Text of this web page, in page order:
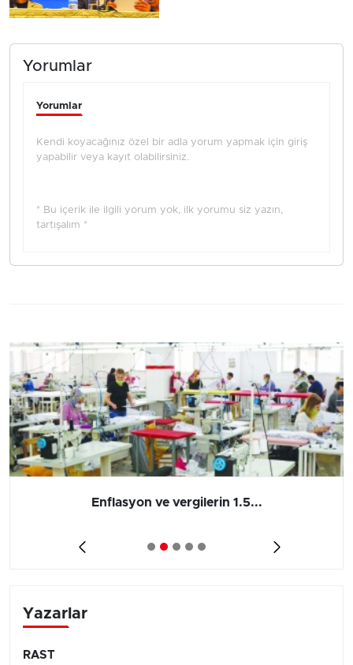
Yorumlar
Yorumlar
Kendi koyacağınız özel bir adla yorum yapmak için giriş
yapabilir veya kayıt olabilirsiniz.
* Bu içerik ile ilgili yorum yok, ilk yorumu siz yazın,
tartışalım *
Enflasyon ve vergilerin 1.5...
Yazarlar
RAST